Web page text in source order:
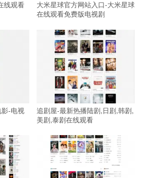
线观看
大米星球官方网站入口-大米星球
在线观看免费版电视剧
-电视
追剧屋-最新热播陆剧,日剧,韩剧,
美剧,泰剧在线观看